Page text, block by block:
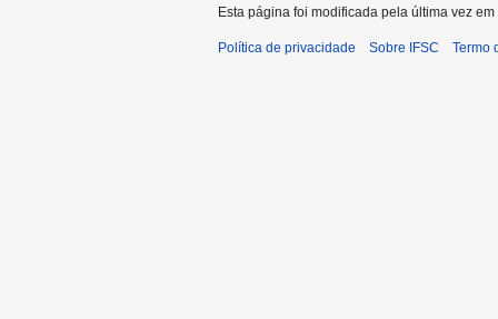
Esta página foi modificada pela última vez
Política de privacidade Sobre IFSC Termo